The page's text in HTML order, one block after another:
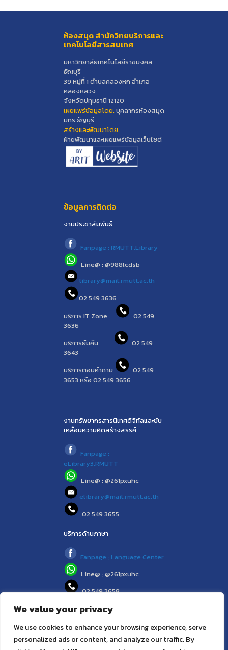
We value your privacy
We use cookies to enhance your browsing experience, serve
personalized ads or content, and analyze our traffic. By
ห้องสมุด สำนักวิทยบริการและ
เทคโนโลยีสารสนเทศ
มหาวิทยาลัยเทคโนโลยีราชมงคล
ธัญบุรี
39 หมู่ที่ 1 ตำบลคลองหก อำเภอ
คลองหลวง
จังหวัดปทุมธานี 12120
เผยแพร่ข้อมูลโดย.บุคลากรห้องสมุด
มทร.ธัญบุรี
สร้างและพัฒนาโดย.
ฝ่ายพัฒนาและเผยแพร่ข้อมูลเว็บไซต์
ข้อมูลการติดต่อ
งานประชาสัมพันธ์
Fanpage : RMUTT.Library
Line@ : @988lcdsb
library@mail.rmutt.ac.th
02 549 3636
บริการ IT Zone
02 549
3636
บริการยืมคืน
02 549
3643
บริการตอบคำถาม
02 549
3653 หรือ 02 549 3656
งานทรัพยากรสารนิเทศดิจิทัลและขับ
เคลื่อนความคิดสร้างสรรค์
Fanpage :
eLibrary3.RMUTT
Line@ : @261pxuhc
elibrary@mail.rmutt.ac.th
02 549 3655
บริการด้านภาษา
Fanpage : Language Center
Line@ : @261pxuhc
02 549 3658
© 2021 (www.library.rmutt.ac.th) RMUTT LIBRARY : ห้องสมุด
สำนักวิทยบริการและเทคโนโลยีสารสนเทศ มทร.ธัญบุรี